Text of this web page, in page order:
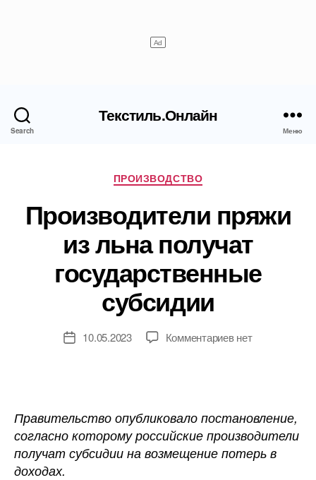
Search
Текстиль.Онлайн
Меню
Рубрики
ПРОИЗВОДСТВО
Производители пряжи
из льна получат
государственные
субсидии
Дата10.05.2023 Комментариевк
льна
получат
государственные
субсидии
нет
Правительство опубликовало постановление,
согласно которому российские производители
получат субсидии на возмещение потерь в
доходах.